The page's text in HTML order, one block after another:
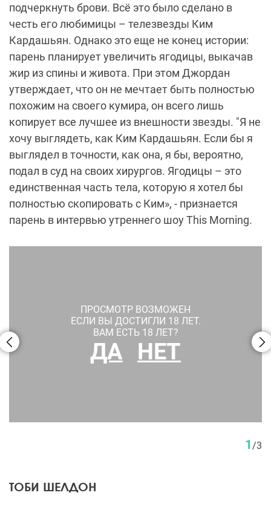
подчеркнуть брови. Всё это было сделано в
честь его любимицы – телезвезды Ким
Кардашьян. Однако это еще не конец истории:
парень планирует увеличить ягодицы, выкачав
жир из спины и живота. При этом Джордан
утверждает, что он не мечтает быть полностью
похожим на своего кумира, он всего лишь
копирует все лучшее из внешности звезды. "Я не
хочу выглядеть, как Ким Кардашьян. Если бы я
выглядел в точности, как она, я бы, вероятно,
подал в суд на своих хирургов. Ягодицы – это
единственная часть тела, которую я хотел бы
полностью скопировать с Ким», - признается
парень в интервью утреннего шоу This Morning.
ПРОСМОТР ВОЗМОЖЕН
ЕСЛИ ВЫ ДОСТИГЛИ 18 ЛЕТ.
ВАМ ЕСТЬ 18 ЛЕТ?
ДА НЕТ
1 /3
ТОБИ ШЕЛДОН